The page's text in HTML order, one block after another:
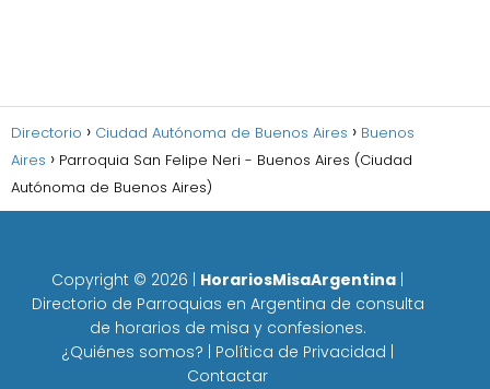
Directorio Ciudad Autónoma de Buenos Aires
Buenos
Aires
Parroquia San Felipe Neri - Buenos Aires (Ciudad
Autónoma de Buenos Aires)
Copyright © 2026 HorariosMisaArgentina
Directorio de Parroquias en Argentina de consulta
de horarios de misa y confesiones.
¿Quiénes somos?
Política de Privacidad
Contactar